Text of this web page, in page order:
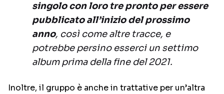
singolo con loro tre pronto per essere
pubblicato all’inizio del prossimo
anno, così come altre tracce, e
potrebbe persino esserci un settimo
album prima della fine del 2021.
Inoltre, il gruppo è anche in trattative per un’altra